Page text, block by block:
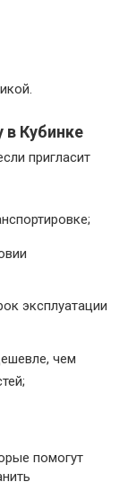
в Кубинке
пригласит
эксплуатации
чем
помогут